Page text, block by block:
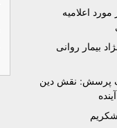
مورد اعلامیه
بیمار روانی
پرسش: نقش دين